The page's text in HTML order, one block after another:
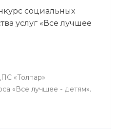
социальных
услуг «Все лучшее
«Толпар»
«Все лучшее - детям».